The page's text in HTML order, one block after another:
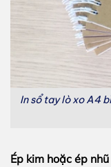
In sổ tay lò xo A4
Ép kim hoặc ép